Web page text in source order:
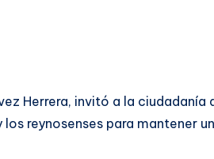
Herrera, invitó a la ciudadanía
reynosenses para mantener